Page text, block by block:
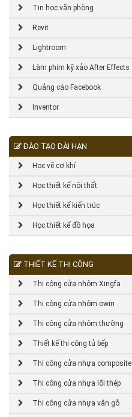
Tin học văn phòng
Revit
Lightroom
Làm phim kỹ xảo After Effects
Quảng cáo Facebook
Inventor
ĐÀO TẠO DÀI HẠN
Học vẽ cơ khí
Học thiết kế nội thất
Học thiết kế kiến trúc
Học thiết kế đồ họa
THIẾT KẾ THI CÔNG
Thi công cửa nhôm Xingfa
Thi công cửa nhôm owin
Thi công cửa nhôm thường
Thiết kế thi công tủ bếp
Thi công cửa nhựa composite
Thi công cửa nhựa lõi thép
Thi công cửa nhựa vân gỗ